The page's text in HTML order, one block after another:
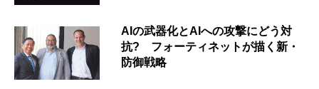
AIの武器化とAIへの攻撃にどう対
抗? フォーティネットが描く新・
防御戦略